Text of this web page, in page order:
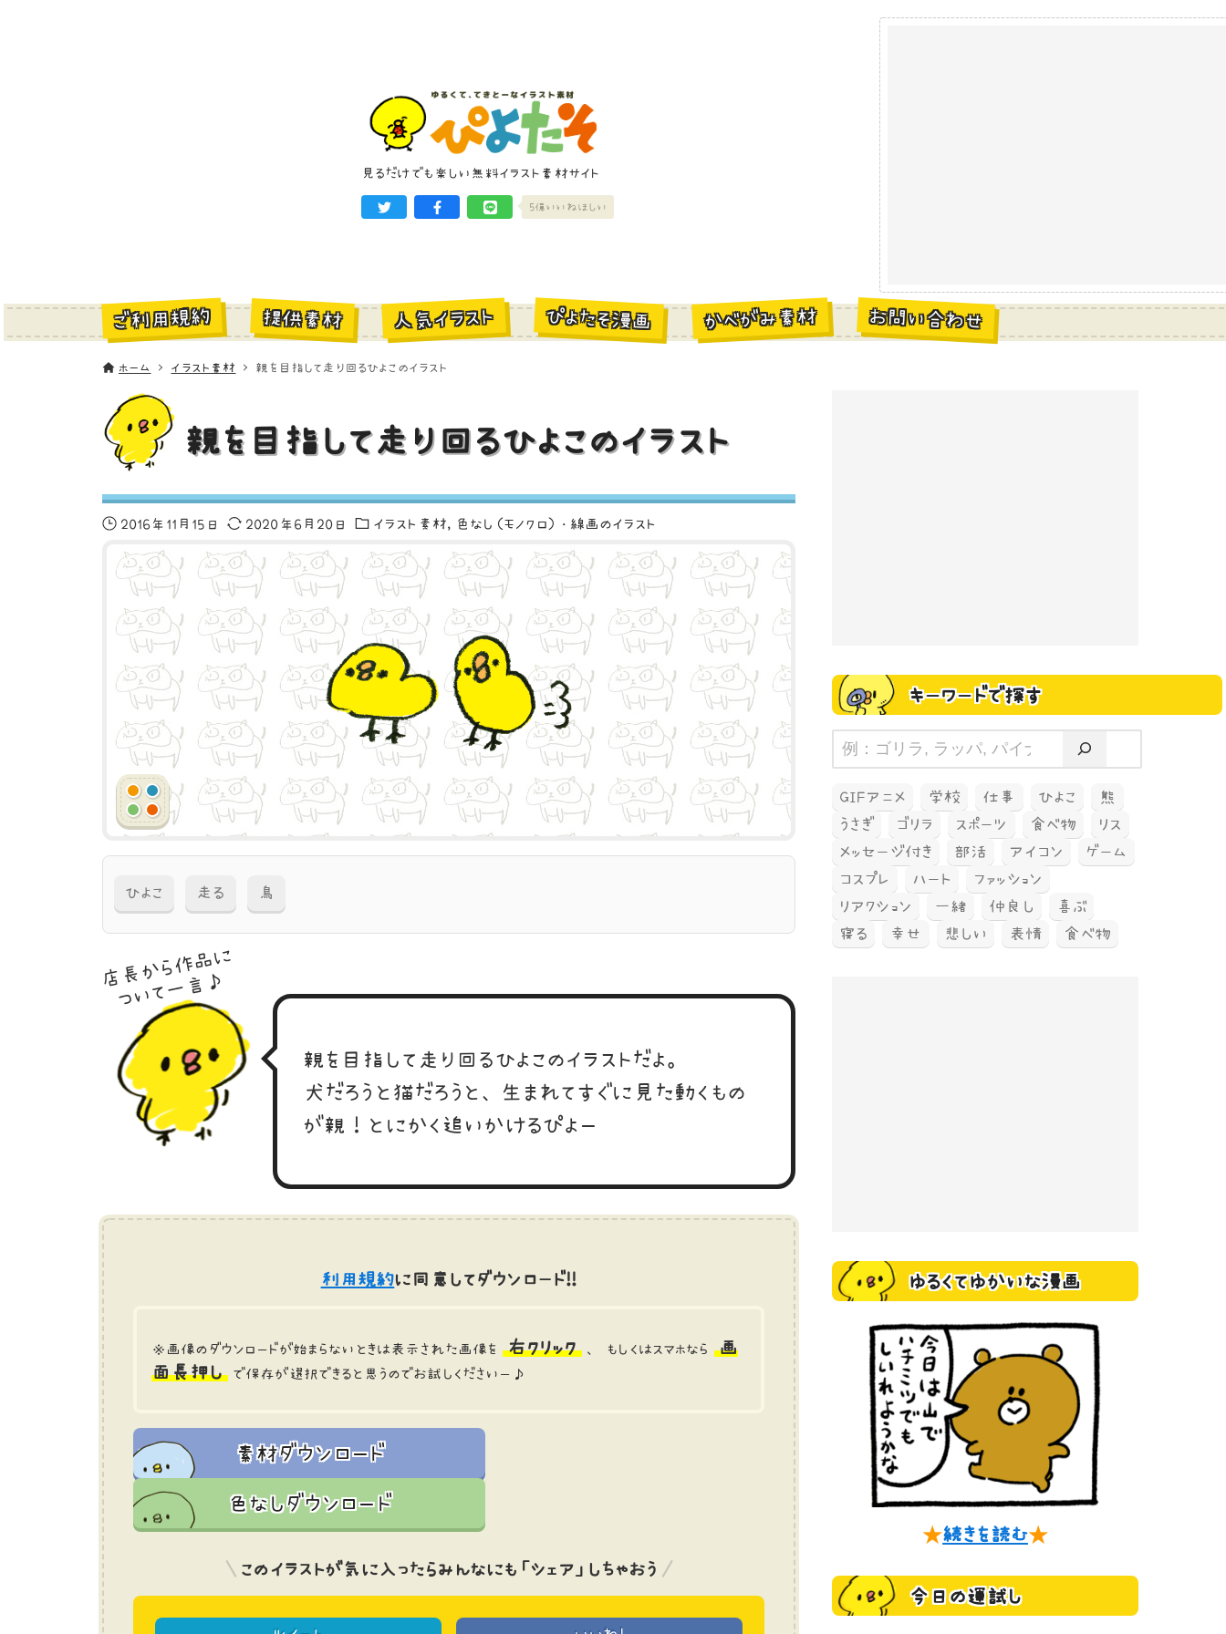
見るだけでも楽しい無料イラスト素材サイト
5億いいねほしい
ご利用規約 提供素材 人気イラスト ぴよたそ漫画 かべがみ素材 お問い合わせ
ホーム イラスト素材 親を目指して走り回るひよこのイラスト
親を目指して走り回るひよこのイラスト
2016年11月15日 2020年6月20日 イラスト素材 色なし（モノクロ）・線画のイラスト
ひよこ 走る 鳥
店長から作品に
ついて一言♪
親を目指して走り回るひよこのイラストだよ。
犬だろうと猫だろうと、生まれてすぐに見た動くもの
が親！とにかく追いかけるぴよー
利用規約に同意してダウンロード!!
※画像のダウンロードが始まらないときは表示された画像を 右クリック 、 もしくはスマホなら
画
面長押し
で保存が選択できると思うのでお試しくださいー♪
素材ダウンロード
色なしダウンロード
このイラストが気に入ったらみんなにも「シェア」しちゃおう
キーワードで探す
GIFアニメ 学校 仕事 ひよこ
熊
うさぎ
ゴリラ スポーツ 食べ物
リス
メッセージ付き
部活 アイコン
ゲーム
コスプレ
ハート
ファッション
リアクション
一緒 仲良し
喜ぶ
寝る
幸せ 悲しい 表情 食べ物
ゆるくてゆかいな漫画
★続きを読む★
今日の運試し